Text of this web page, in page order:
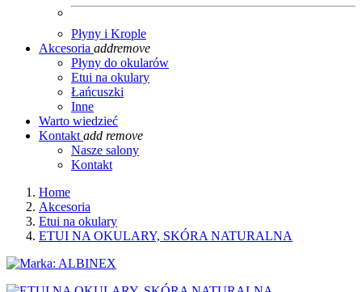
Płyny i Krople
Akcesoria addremove
Płyny do okularów
Etui na okulary
Łańcuszki
Inne
Warto wiedzieć
Kontakt add remove
Nasze salony
Kontakt
Home
Akcesoria
Etui na okulary
ETUI NA OKULARY, SKÓRA NATURALNA